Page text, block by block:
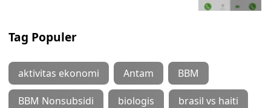
Tag Populer
aktivitas ekonomi Antam BBM
BBM Nonsubsidi biologis brasil vs haiti